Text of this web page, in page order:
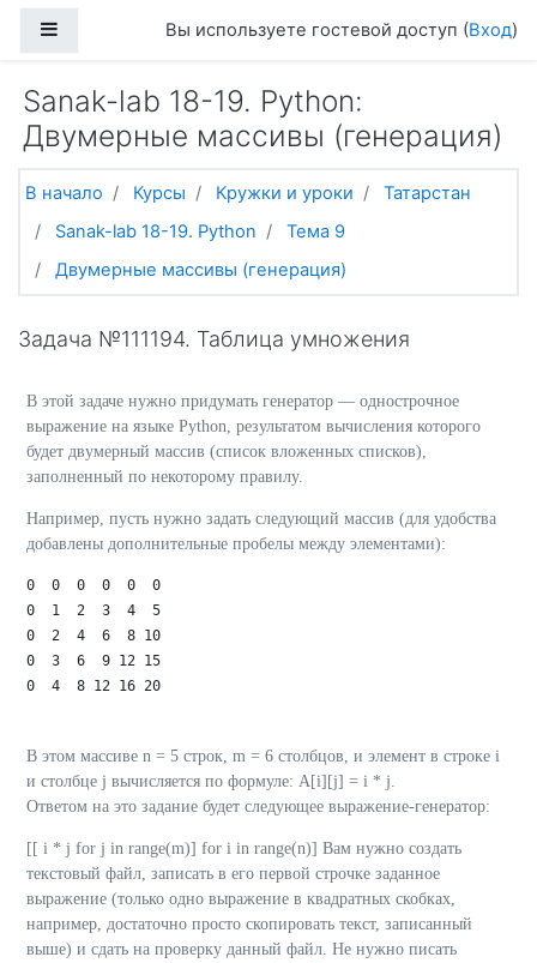
Боковая панельВы используете гостевой доступ (Вход)
Sanak-lab 18-19. Python:
Двумерные массивы (генерация)
В начало Курсы Кружки и уроки
Татарстан
Sanak-lab 18-19. Python
Тема 9
Двумерные массивы (генерация)
Задача №111194. Таблица умножения
В этой задаче нужно придумать генератор — однострочное
выражение на языке Python, результатом вычисления которого
будет двумерный массив (список вложенных списков),
заполненный по некоторому правилу.
Например, пусть нужно задать следующий массив (для удобства
добавлены дополнительные пробелы между элементами):
0  0  0  0  0  0
0  1  2  3  4  5
0  2  4  6  8 10
0  3  6  9 12 15
0  4  8 12 16 20
В этом массиве n = 5 строк, m = 6 столбцов, и элемент в строке i
и столбце j вычисляется по формуле: A[i][j] = i * j.
Ответом на это задание будет следующее выражение-генератор:
[[ i * j for j in range(m)] for i in range(n)] Вам нужно создать
текстовый файл, записать в его первой строчке заданное
выражение (только одно выражение в квадратных скобках,
например, достаточно просто скопировать текст, записанный
выше) и сдать на проверку данный файл. Не нужно писать